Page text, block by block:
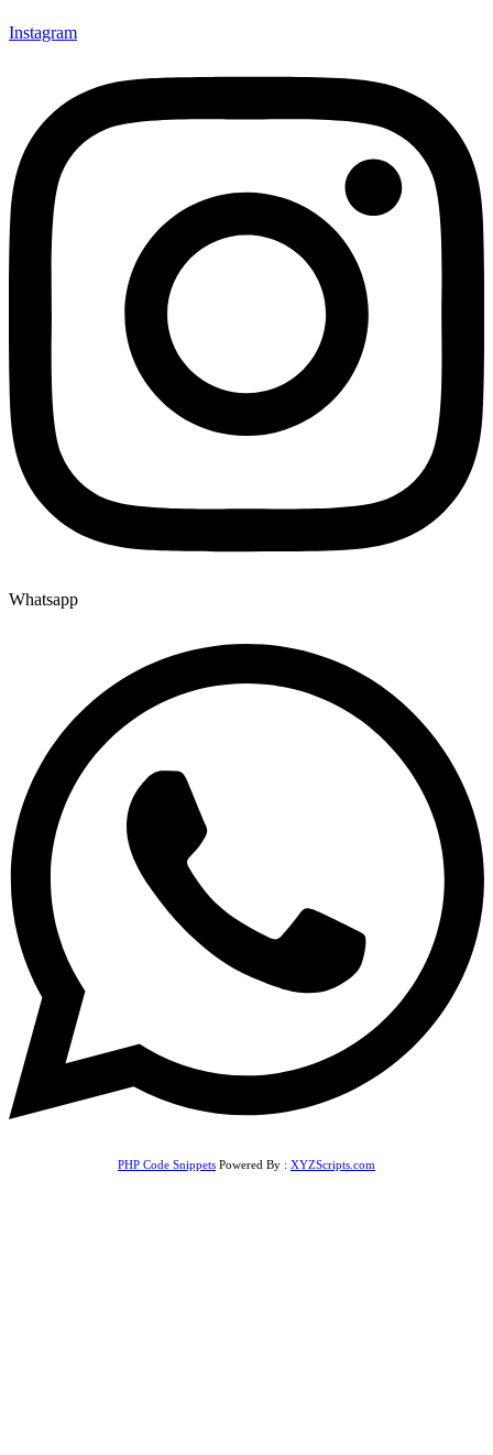
Instagram
Whatsapp
PHP Code Snippets Powered By : XYZScripts.com